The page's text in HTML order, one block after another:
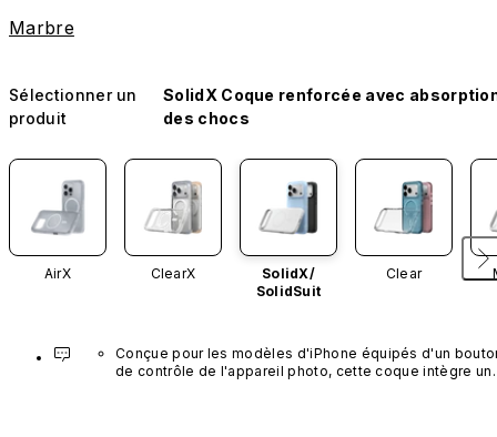
Marbre
Sélectionner un
produit
SolidX Coque renforcée avec
des chocs
AirX ClearX
SolidX/
SolidSuit
Clear
Conçue pour les modèles d'iPhone équipés d'un
de contrôle de l'appareil photo, cette coque intègre un